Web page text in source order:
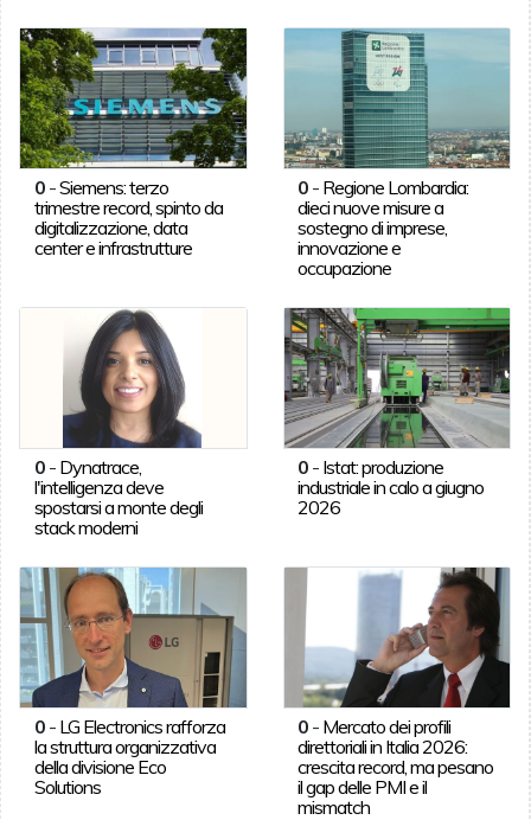
0-Siemens: terzo
trimestre record, spinto da
digitalizzazione, data
center e infrastrutture
0 - Regione Lombardia:
dieci nuove misure a
sostegno di imprese,
innovazione e
occupazione
0- Dynatrace,
l'intelligenza deve
spostarsi a monte degli
stack moderni
0 - Istat: produzione
industriale in calo a giugno
2026
0- LG Electronics rafforza
la struttura organizzativa
della divisione Eco
Solutions
0 - Mercato dei profili
direttoriali in Italia 2026:
crescita record, ma pesano
il gap delle PMI e il
mismatch